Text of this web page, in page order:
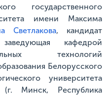
государственного
имени Максима
Светлакова, кандидат
кафедрой
технологий
Белорусского
университета
Минск, Республика